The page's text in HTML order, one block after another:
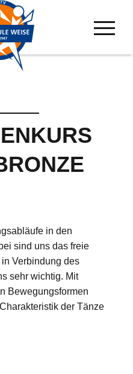
in den
sind uns das freie
Verbindung des
sehr wichtig. Mit
Bewegungsformen
der Tänze